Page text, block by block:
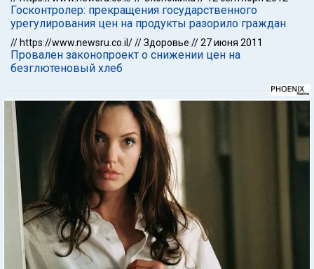
Госконтролер: прекращения государственного
урегулирования цен на продукты разорило граждан
// https://www.newsru.co.il///Здоровье //27 июня 2011
Провален законопроект о снижении цен на
безглютеновый хлеб